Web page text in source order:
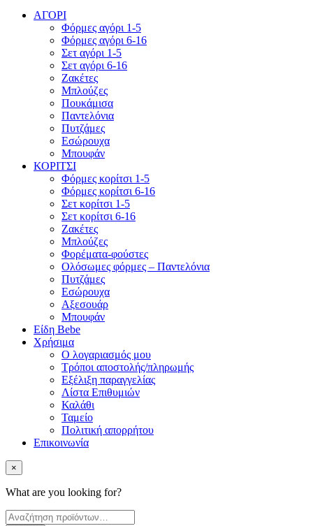
ΑΓΟΡΙ
Φόρμες αγόρι 1-5
Φόρμες αγόρι 6-16
Σετ αγόρι 1-5
Σετ αγόρι 6-16
Ζακέτες
Μπλούζες
Πουκάμισα
Παντελόνια
Πυτζάμες
Εσώρουχα
Μπουφάν
ΚΟΡΙΤΣΙ
Φόρμες κορίτσι 1-5
Φόρμες κορίτσι 6-16
Σετ κορίτσι 1-5
Σετ κορίτσι 6-16
Ζακέτες
Μπλούζες
Φορέματα-φούστες
Ολόσωμες φόρμες – Παντελόνια
Πυτζάμες
Εσώρουχα
Αξεσουάρ
Μπουφάν
Είδη Bebe
Χρήσιμα
Ο λογαριασμός μου
Τρόποι αποστολής/πληρωμής
Εξέλιξη παραγγελίας
Λίστα Επιθυμιών
Καλάθι
Ταμείο
Πολιτική απορρήτου
Επικοινωνία
×
What are you looking for?